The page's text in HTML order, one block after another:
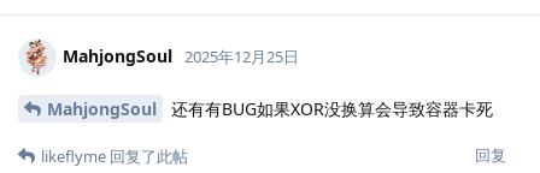
MahjongSoul 2025年12月25日
MahjongSoul 还有有BUG如果XOR没换算会导致容器卡死
回复
likeflyme 回复了此帖